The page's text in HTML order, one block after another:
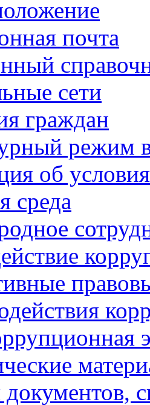
почта
сети
граждан
режим
об
среда